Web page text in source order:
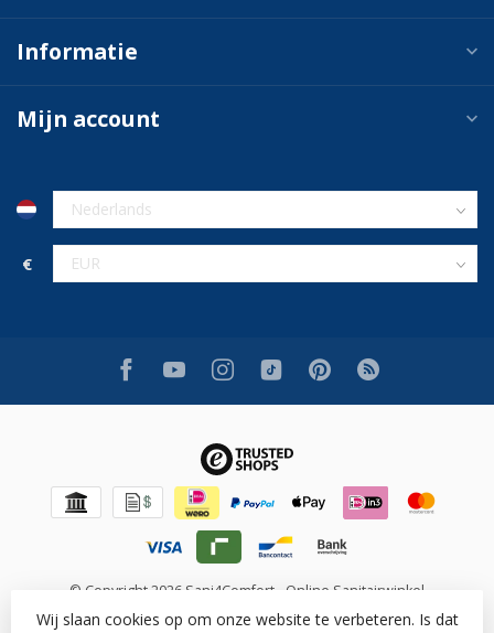
Informatie
Mijn account
€
© Copyright 2026 Sani4Comfort - Online Sanitairwinkel
Wij slaan cookies op om onze website te verbeteren. Is dat